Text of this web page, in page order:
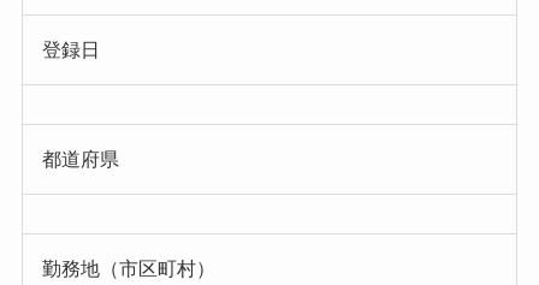
登録日
都道府県
勤務地（市区町村）